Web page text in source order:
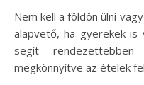
Nem kell a földön ülni
alapvető, ha gyerekek is
segít rendezettebben
megkönnyítve az ételek